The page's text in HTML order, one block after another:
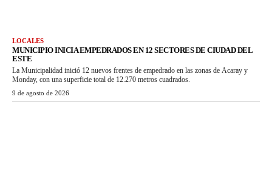
LOCALES
MUNICIPIO INICIA EMPEDRADOS EN 12 SECTORES DE CIUDAD DEL
ESTE
La Municipalidad inició 12 nuevos frentes de empedrado en las zonas de Acaray y
Monday, con una superficie total de 12.270 metros cuadrados.
9 de agosto de 2026